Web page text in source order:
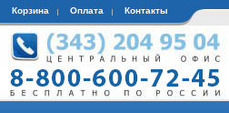
Корзина Оплата Контакты